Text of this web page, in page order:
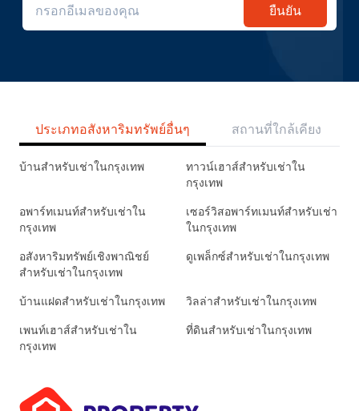
ยืนยัน
ประเภทอสังหาริมทรัพย์อื่นๆ สถานที่ใกล้เคียง
บ้านสำหรับเช่าในกรุงเทพ
ทาวน์เฮาส์สำหรับเช่าใน
กรุงเทพ
อพาร์ทเมนท์สำหรับเช่าใน
กรุงเทพ
เซอร์วิสอพาร์ทเมนท์สำหรับเช่า
ในกรุงเทพ
อสังหาริมทรัพย์เชิงพาณิชย์
สำหรับเช่าในกรุงเทพ
ดูเพล็กซ์สำหรับเช่าในกรุงเทพ
บ้านแฝดสำหรับเช่าในกรุงเทพ วิลล่าสำหรับเช่าในกรุงเทพ
เพนท์เฮาส์สำหรับเช่าใน
กรุงเทพ
ที่ดินสำหรับเช่าในกรุงเทพ